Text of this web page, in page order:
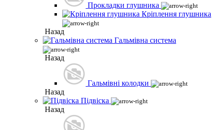
Прокладки глушника
Кріплення глушника
Назад
Гальмівна система
Назад
Гальмівні колодки
Назад
Підвіска
Назад